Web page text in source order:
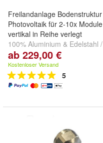
Freilandanlage Bodenstruktur
Photovoltaik für 2-10x Module
vertikal in Reihe verlegt
100% Aluminium & Edelstahl /
ink. 0% Mehrwertsteuer /
Hergestellt in Deutschland
ab 229,00 €
Kostenloser Versand
5